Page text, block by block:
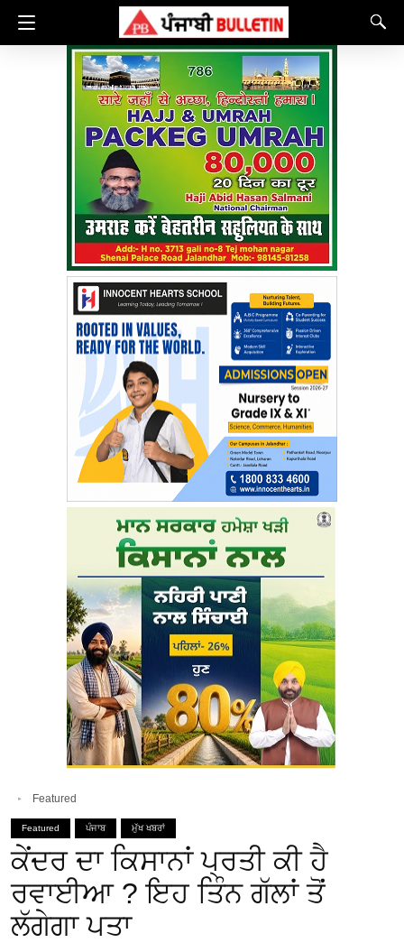
Featured
Featured ਪੰਜਾਬ ਮੁੱਖ ਖਬਰਾਂ
ਕੇਂਦਰ ਦਾ ਕਿਸਾਨਾਂ ਪ੍ਰਤੀ ਕੀ ਹੈ
ਰਵਾਈਆ ? ਇਹ ਤਿੰਨ ਗੱਲਾਂ ਤੋਂ
ਲੱਗੇਗਾ ਪਤਾ